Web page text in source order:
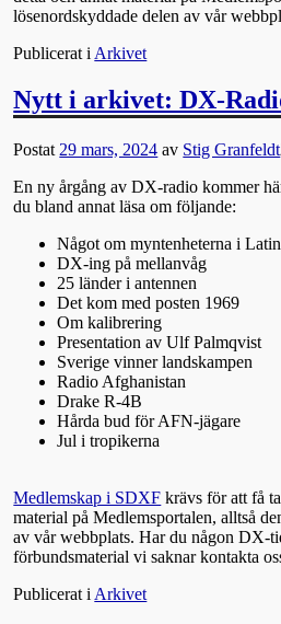
lösenordskyddade delen av vår
Publicerat iArkivet
Nytt i arkivet: DX-
Postat 29 mars, 2024 av Stig Granfeldt
En ny årgång av DX-radio kommer
du bland annat läsa om följande:
Något om myntenheterna i
DX-ing på mellanvåg
25 länder i antennen
Det kom med posten 1969
Om kalibrering
Presentation av Ulf Palmqvist
Sverige vinner landskampen
Radio Afghanistan
Drake R-4B
Hårda bud för AFN-jägare
Jul i tropikerna
Medlemskap i SDXF krävs för att få
material på Medlemsportalen, alltså
av vår webbplats. Har du någon DX-
förbundsmaterial vi saknar kontakta
Publicerat i Arkivet